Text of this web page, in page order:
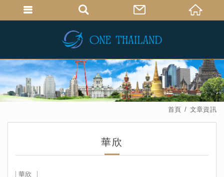
首頁 文章資訊
華欣
華欣